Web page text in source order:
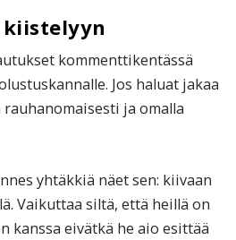
kommenttikentässä
Jos haluat jakaa
ja omalla
yhtäkkiä näet sen: kiivaan
Vaikuttaa siltä, että heillä on
kanssa eivätkä he aio esittää